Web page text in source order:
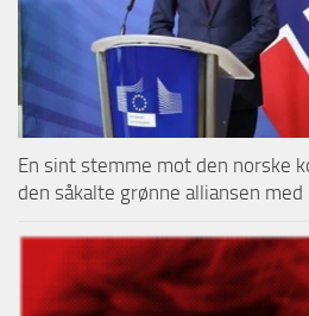
En sint stemme mot den norske
den såkalte grønne alliansen med